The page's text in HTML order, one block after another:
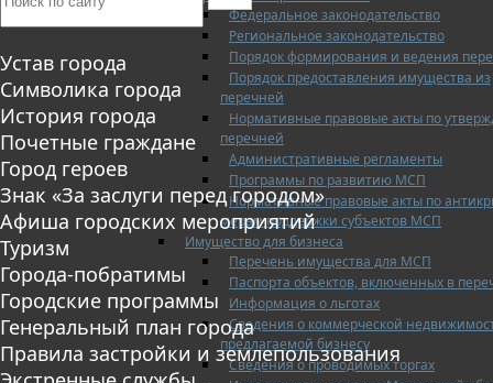
Федеральное законодательство
Региональное законодательство
Порядок формирования и ведения
Порядок предоставления имущества из
перечней
Нормативные правовые акты по
перечней
Административные регламенты
Программы по развитию МСП
Нормативные правовые акты по
мерам поддержки субъектов МСП
Имущество для бизнеса
Перечень имущества для МСП
Паспорта объектов, включенных в
Информация о льготах
Сведения о коммерческой
предлагаемой бизнесу
Сведения о проводимых торгах
Устав города
Символика города
История города
Почетные граждане
Город героев
Знак «За заслуги перед городом»
Афиша городских мероприятий
Туризм
Города-побратимы
Городские программы
Генеральный план города
Правила застройки и землепользования